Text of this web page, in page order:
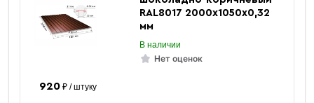
RAL8017 2000х1050х0,32
мм
В наличии
Нет оценок
920₽ / штуку